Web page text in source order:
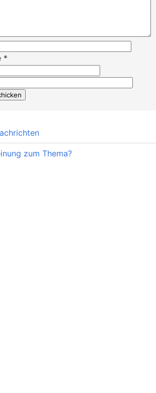
*
zum Thema?